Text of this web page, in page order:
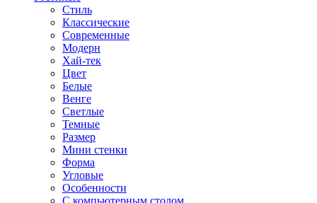
Стиль
Классические
Современные
Модерн
Хай-тек
Цвет
Белые
Венге
Светлые
Темные
Размер
Мини стенки
Форма
Угловые
Особенности
С компьютерным столом